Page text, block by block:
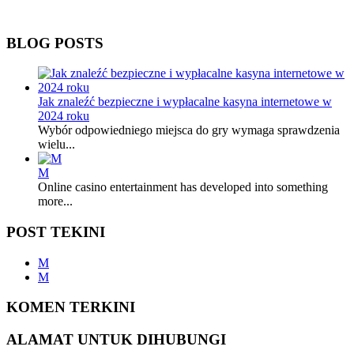
BLOG POSTS
Jak znaleźć bezpieczne i wypłacalne kasyna internetowe w
2024 roku
Wybór odpowiedniego miejsca do gry wymaga sprawdzenia
wielu...
M
Online casino entertainment has developed into something
more...
POST TEKINI
M
M
KOMEN TERKINI
ALAMAT UNTUK DIHUBUNGI